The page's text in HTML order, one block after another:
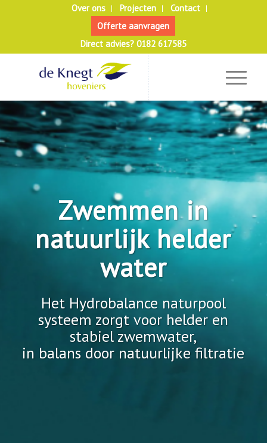
Over ons Projecten
Contact
Offerte aanvragen
Direct advies? 0182 617585
Zwemmen in
natuurlijk helder
water
Het Hydrobalance naturpool
systeem zorgt voor helder en
stabiel zwemwater,
in balans door natuurlijke filtratie